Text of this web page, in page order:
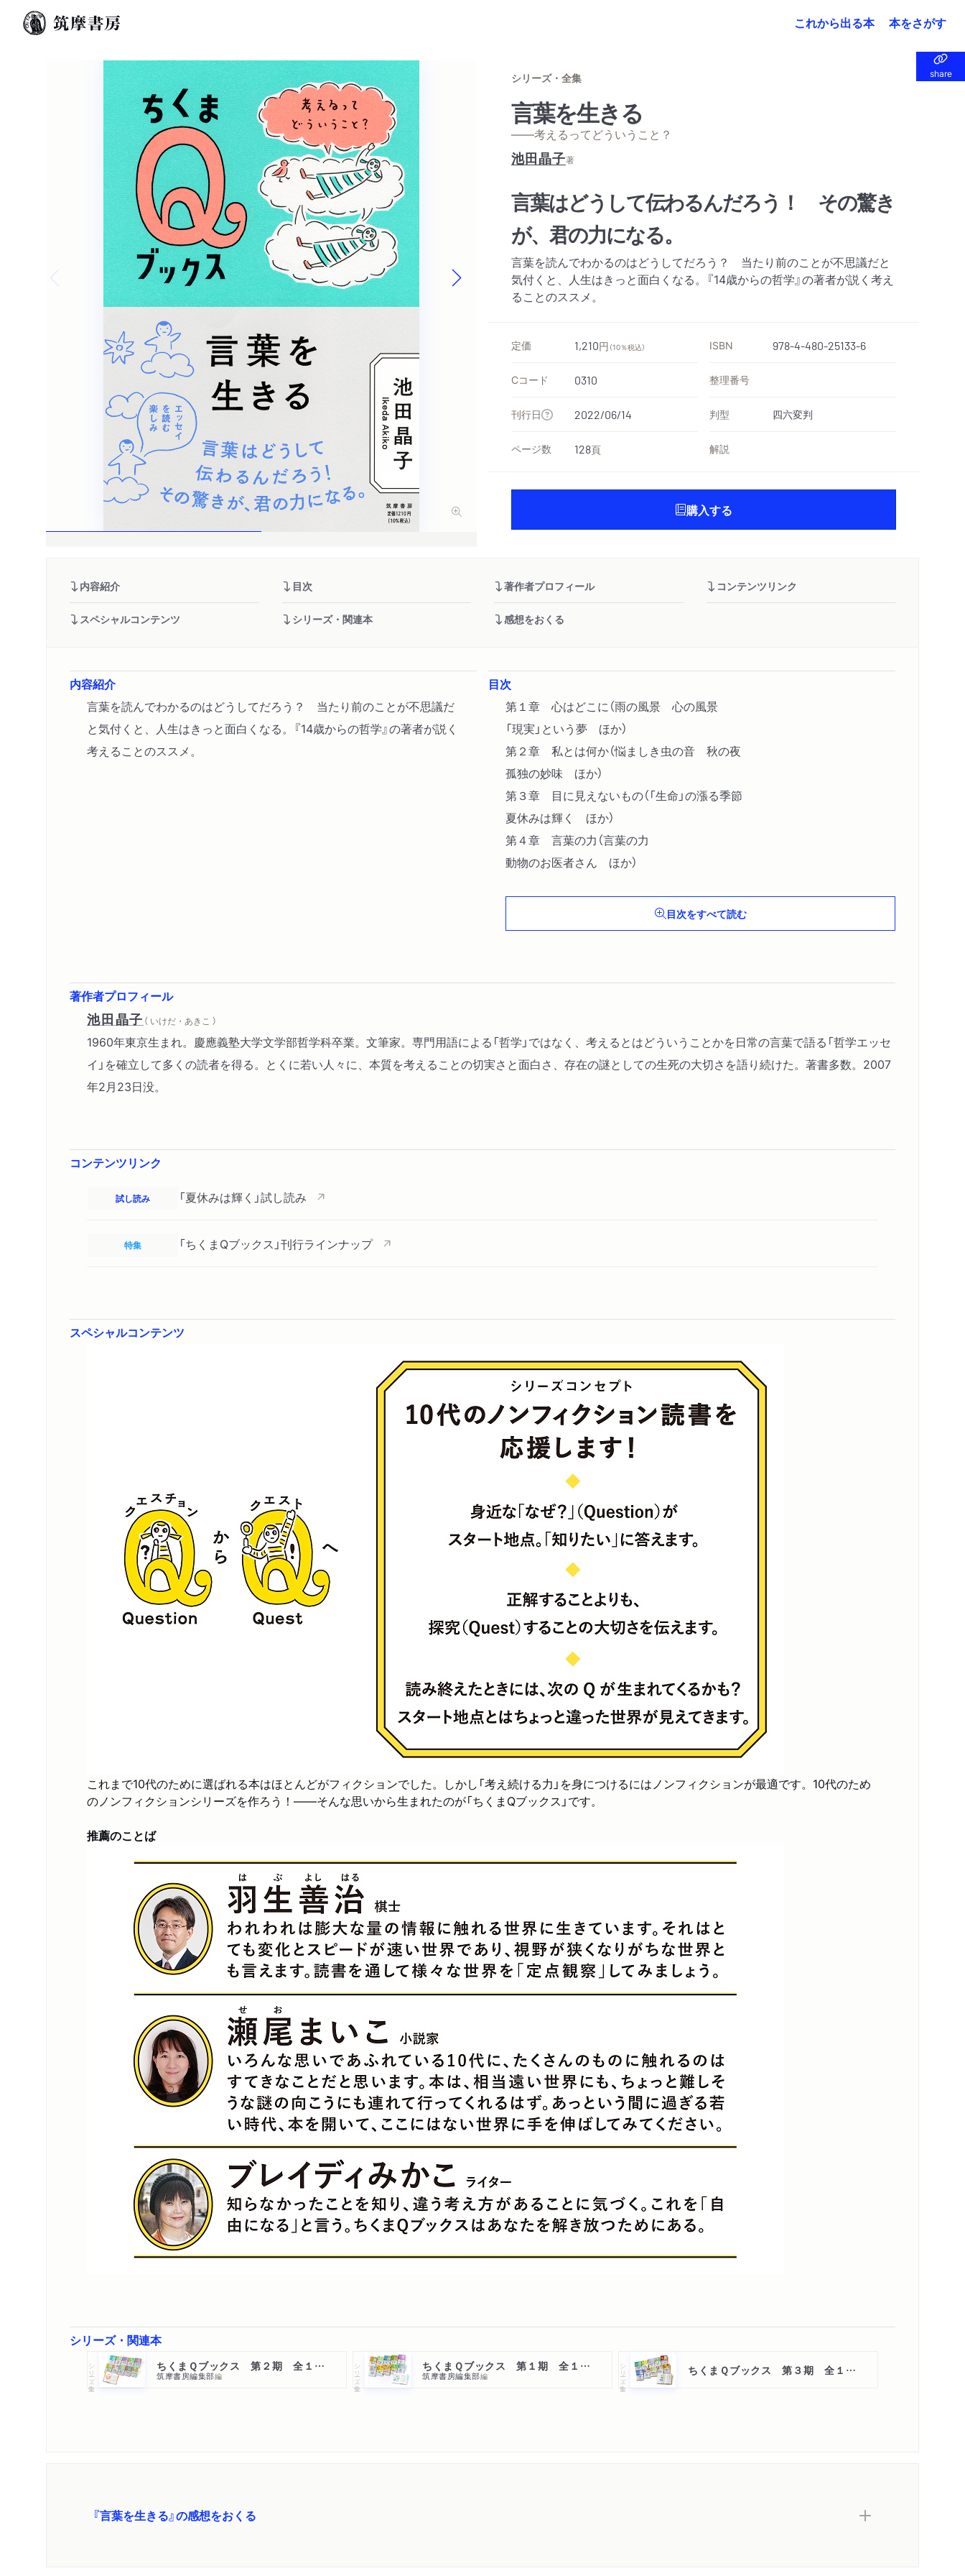
これから出る本 本をさがす
share
share
Previous slide
シリーズ・全集
言葉を生きる
——考えるってどういうこと？
池田晶子著
言葉はどうして伝わるんだろう！ その驚き
が、君の力になる。
言葉を読んでわかるのはどうしてだろう？ 当たり前のことが不思議だと
気付くと、人生はきっと面白くなる。『14歳からの哲学』の著者が説く考え
ることのススメ。
定価 1,210円 （10％税込） ISBN 978-4-480-25133-6
Cコード 0310 整理番号
刊行日 2022/06/14 判型 四六変判
ページ数 128頁 解説
購入する
内容紹介 目次 著作者プロフィール コンテンツリンク
スペシャルコンテンツ シリーズ・関連本 感想をおくる
内容紹介
言葉を読んでわかるのはどうしてだろう？ 当たり前のことが不思議だ
と気付くと、人生はきっと面白くなる。『14歳からの哲学』の著者が説く
考えることのススメ。
目次
第１章 心はどこに（雨の風景 心の風景
「現実」という夢 ほか）
第２章 私とは何か（悩ましき虫の音 秋の夜
孤独の妙味 ほか）
第３章 目に見えないもの（「生命」の漲る季節
夏休みは輝く ほか）
第４章 言葉の力（言葉の力
動物のお医者さん ほか）
目次をすべて読む
著作者プロフィール
池田晶子 （ いけだ・あきこ ）
1960年東京生まれ。慶應義塾大学文学部哲学科卒業。文筆家。専門用語による「哲学」ではなく、考えるとはどういうことかを日常の言葉で語る「哲学エッセ
イ」を確立して多くの読者を得る。とくに若い人々に、本質を考えることの切実さと面白さ、存在の謎としての生死の大切さを語り続けた。著書多数。2007
年2月23日没。
コンテンツリンク
試し読み 「夏休みは輝く」試し読み
特集 「ちくまQブックス」刊行ラインナップ
スペシャルコンテンツ
これまで10代のために選ばれる本はほとんどがフィクションでした。しかし「考え続ける力」を身につけるにはノンフィクションが最適です。10代のため
のノンフィクションシリーズを作ろう！――そんな思いから生まれたのが「ちくまQブックス」です。
推薦のことば
シリーズ・関連本
シリーズ・全集 ちくまＱブックス 第２期 全１０点セット
筑摩書房編集部編 シリーズ・全集 ちくまＱブックス 第１期 全１０点セット
筑摩書房編集部編 シリーズ・全集 ちくまＱブックス 第３期 全１０点セット
『言葉を生きる』の感想をおくる